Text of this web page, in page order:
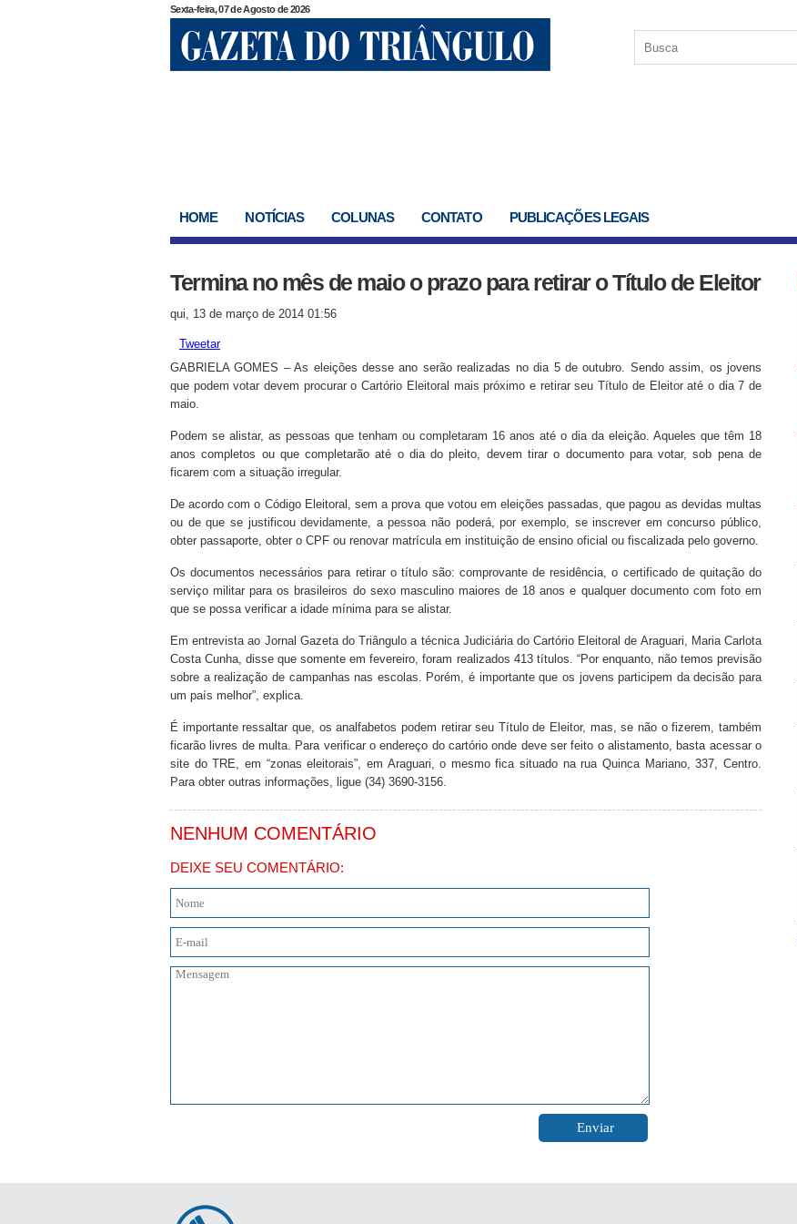
Sexta-feira, 07 de Agosto de 2026
HOME NOTÍCIAS COLUNAS CONTATO PUBLICAÇÕES LEGAIS
Termina no mês de maio o prazo para retirar o Título de Eleitor
qui, 13 de março de 2014 01:56
Tweetar
GABRIELA GOMES – As eleições desse ano serão realizadas no dia 5 de outubro. Sendo assim, os jovens
que podem votar devem procurar o Cartório Eleitoral mais próximo e retirar seu Título de Eleitor até o dia 7 de
maio.
Podem se alistar, as pessoas que tenham ou completaram 16 anos até o dia da eleição. Aqueles que têm 18
anos completos ou que completarão até o dia do pleito, devem tirar o documento para votar, sob pena de
ficarem com a situação irregular.
De acordo com o Código Eleitoral, sem a prova que votou em eleições passadas, que pagou as devidas multas
ou de que se justificou devidamente, a pessoa não poderá, por exemplo, se inscrever em concurso público,
obter passaporte, obter o CPF ou renovar matrícula em instituição de ensino oficial ou fiscalizada pelo governo.
Os documentos necessários para retirar o título são: comprovante de residência, o certificado de quitação do
serviço militar para os brasileiros do sexo masculino maiores de 18 anos e qualquer documento com foto em
que se possa verificar a idade mínima para se alistar.
Em entrevista ao Jornal Gazeta do Triângulo a técnica Judiciária do Cartório Eleitoral de Araguari, Maria Carlota
Costa Cunha, disse que somente em fevereiro, foram realizados 413 títulos. “Por enquanto, não temos previsão
sobre a realização de campanhas nas escolas. Porém, é importante que os jovens participem da decisão para
um país melhor”, explica.
É importante ressaltar que, os analfabetos podem retirar seu Título de Eleitor, mas, se não o fizerem, também
ficarão livres de multa. Para verificar o endereço do cartório onde deve ser feito o alistamento, basta acessar o
site do TRE, em “zonas eleitorais”, em Araguari, o mesmo fica situado na rua Quinca Mariano, 337, Centro.
Para obter outras informações, ligue (34) 3690-3156.
NENHUM COMENTÁRIO
DEIXE SEU COMENTÁRIO: